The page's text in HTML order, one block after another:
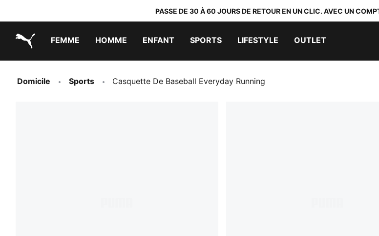
PASSE DE 30 À 60 JOURS DE RETOUR EN UN CLIC. AVEC UN
FEMME HOMME ENFANT SPORTS LIFESTYLE OUTLET
Domicile Sports Casquette De Baseball Everyday Running